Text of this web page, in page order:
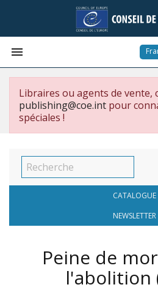

Libraires ou agents de vente,
publishing@coe.int pour
spéciales !
CATALOGUE
NEWSLETTER
Peine de
l'abolition